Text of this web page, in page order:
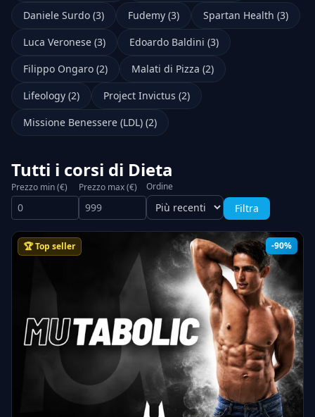
Daniele Surdo (3)
Fudemy (3)
Spartan Health (3)
Luca Veronese (3)
Edoardo Baldini (3)
Filippo Ongaro (2)
Malati di Pizza (2)
Lifeology (2)
Project Invictus (2)
Missione Benessere (LDL) (2)
Tutti i corsi di Dieta
Prezzo min (€) Prezzo max (€) Ordine
Filtra
-90%
🏆 Top seller